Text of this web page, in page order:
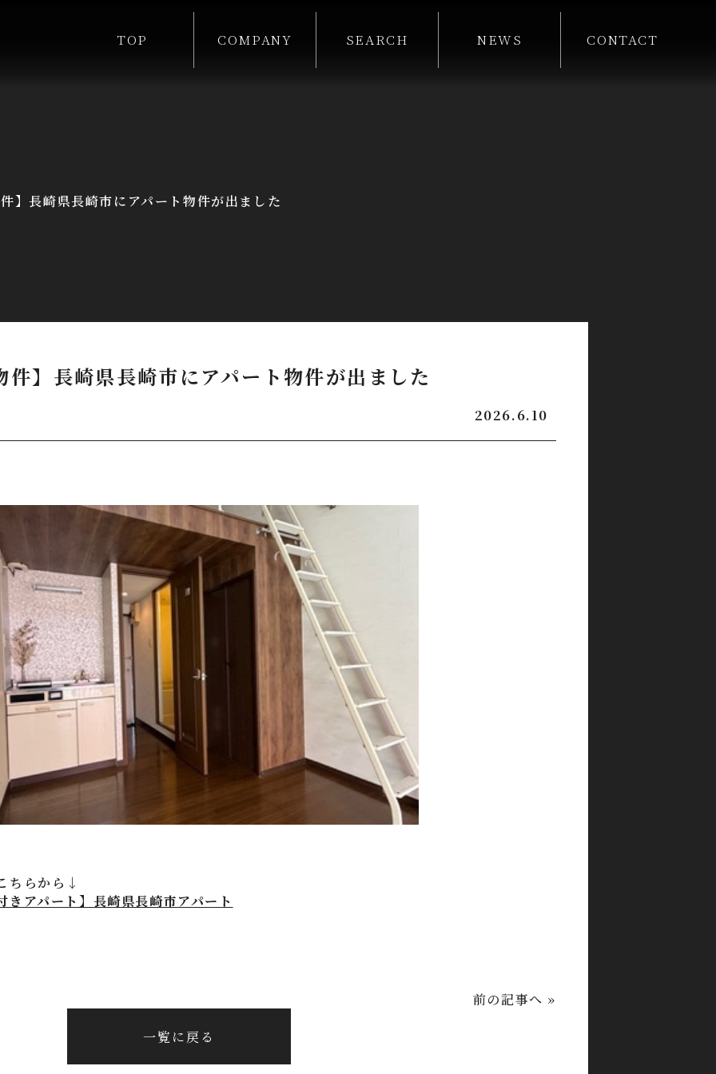
TOP COMPANY SEARCH NEWS CONTACT
】長崎県長崎市にアパート物件が出ました
件】長崎県長崎市にアパート物件が出ました
2026.6.10
ちらから↓
きアパート】長崎県長崎市アパート
前の記事へ »
一覧に戻る